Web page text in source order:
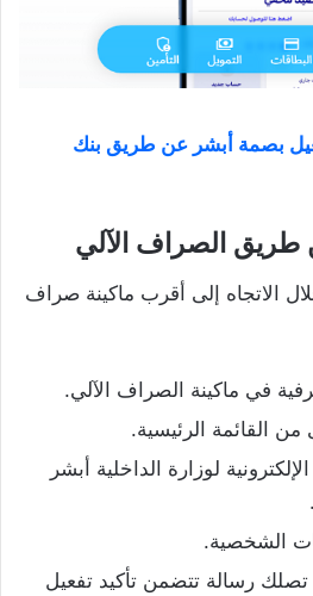
بصمة أبشر عن طريق بنك
الاتجاه إلى أقرب ماكينة صراف
في ماكينة الصراف الآلي.
القائمة الرئيسية.
لوزارة الداخلية أبشر
الشخصية.
رسالة تتضمن تأكيد تفعيل